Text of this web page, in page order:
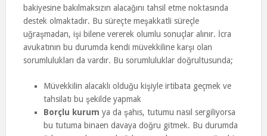
bakiyesine bakılmaksızın alacağını tahsil etme noktasında
destek olmaktadır. Bu süreçte meşakkatli süreçle
uğraşmadan, işi bilene vererek olumlu sonuçlar alınır. İcra
avukatının bu durumda kendi müvekkiline karşı olan
sorumlulukları da vardır. Bu sorumluluklar doğrultusunda;
Müvekkilin alacaklı olduğu kişiyle irtibata geçmek ve
tahsilatı bu şekilde yapmak
Borçlu kurum ya da şahıs, tutumu nasıl sergiliyorsa
bu tutuma binaen davaya doğru gitmek. Bu durumda